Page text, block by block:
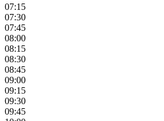
07:15
07:30
07:45
08:00
08:15
08:30
08:45
09:00
09:15
09:30
09:45